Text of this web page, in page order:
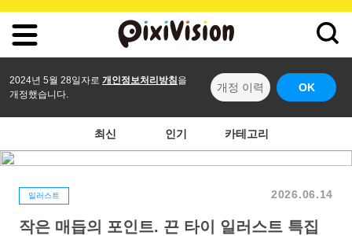
2024년 5월 28일자로 개인정보처리방침 을
개정했습니다.
개정 이력 OK
최신 인기 카테고리
일러스트 2026.06.14
작은 매듭의 포인트. 끈 타이 일러스트 특집